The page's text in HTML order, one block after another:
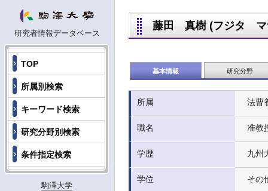
研究者情報データベース
TOP
所属別検索
キーワード検索
研究分野別検索
条件指定検索
駒澤大学
藤田 真樹 (フジタ マ
基本情報 研究分野
所属 法曹
職名 准教
学歴 九州
学位 その